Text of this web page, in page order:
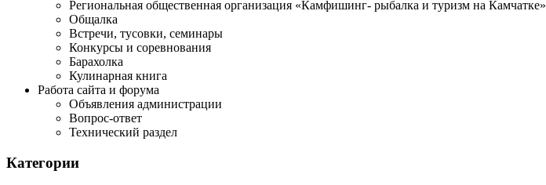
Региональная общественная организация «Камфишинг- рыбалка и туризм на Камчатке»
Общалка
Встречи, тусовки, семинары
Конкурсы и соревнования
Барахолка
Кулинарная книга
Работа сайта и форума
Объявления администрации
Вопрос-ответ
Технический раздел
Категории